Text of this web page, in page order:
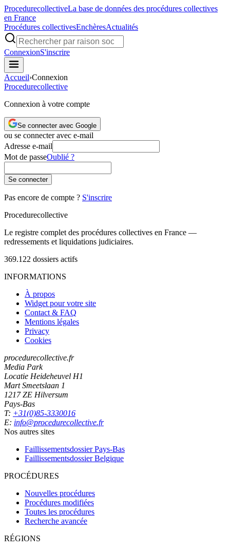
ProcedurecollectiveLa base de données des procédures collectives
en France
Procédures collectivesEnchèresActualités
ConnexionS'inscrire
Accueil›Connexion
Procedurecollective
Connexion à votre compte
Se connecter avec Google
ou se connecter avec e-mail
Adresse e-mail
Mot de passeOublié ?
Se connecter
Pas encore de compte ? S'inscrire
Procedurecollective
Le registre complet des procédures collectives en France —
redressements et liquidations judiciaires.
369.122 dossiers actifs
INFORMATIONS
À propos
Widget pour votre site
Contact & FAQ
Mentions légales
Privacy
Cookies
procedurecollective.fr
Media Park
Locatie Heideheuvel H1
Mart Smeetslaan 1
1217 ZE Hilversum
Pays-Bas
T: +31(0)85-3330016
E: info@procedurecollective.fr
Nos autres sites
Faillissementsdossier Pays-Bas
Faillissementsdossier Belgique
PROCÉDURES
Nouvelles procédures
Procédures modifiées
Toutes les procédures
Recherche avancée
RÉGIONS